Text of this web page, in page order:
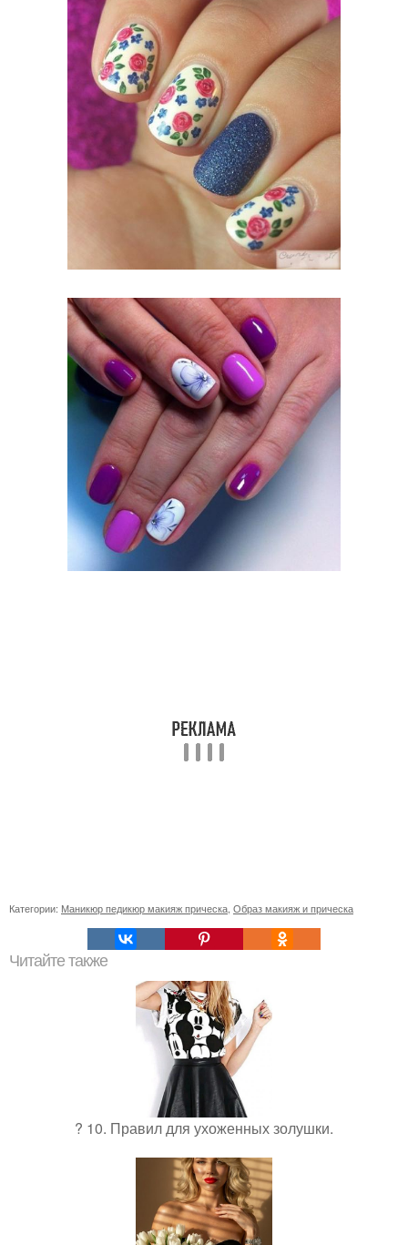
Категории: Маникюр педикюр макияж прическа Образ макияж и прическа
Читайте также
? 10. Правил для ухоженных золушки.